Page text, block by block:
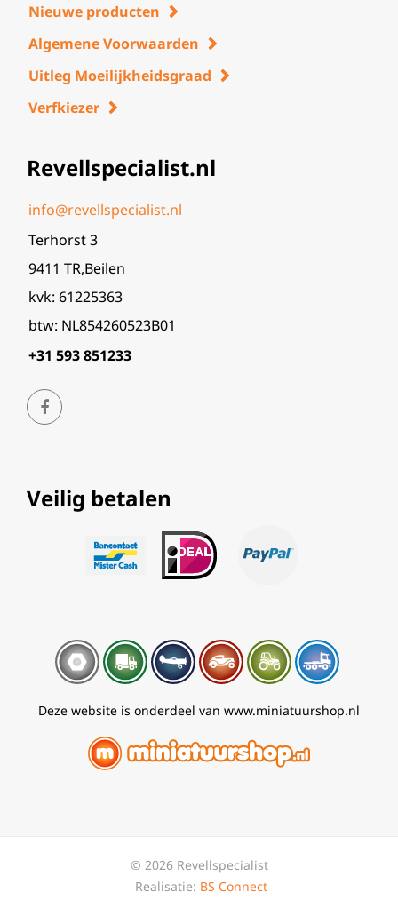
Nieuwe producten
Algemene Voorwaarden
Uitleg Moeilijkheidsgraad
Verfkiezer
Revellspecialist.nl
info@revellspecialist.nl
Terhorst 3
9411 TR,Beilen
kvk: 61225363
btw: NL854260523B01
+31 593 851233
Veilig betalen
Deze website is onderdeel van www.miniatuurshop.nl
© 2026 Revellspecialist
Realisatie: BS Connect